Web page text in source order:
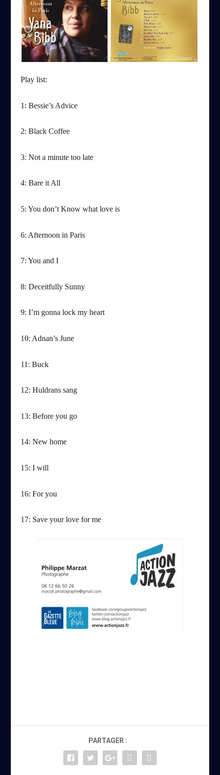
Play list:
1: Bessie’s Advice
2: Black Coffee
3: Not a minute too late
4: Bare it All
5: You don’t Know what love is
6: Afternoon in Paris
7: You and I
8: Deceitfully Sunny
9: I’m gonna lock my heart
10: Adnan’s June
11: Buck
12: Huldrans sang
13: Before you go
14: New home
15: I will
16: For you
17: Save your love for me
PARTAGER :